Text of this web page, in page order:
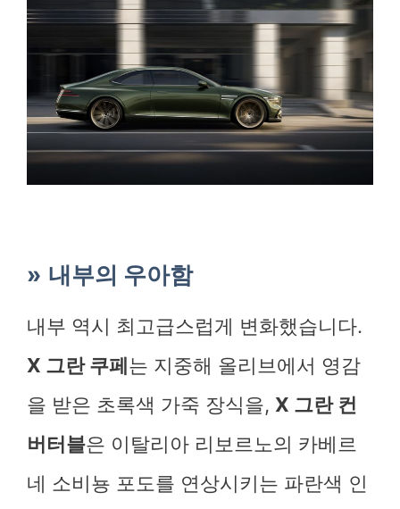
내부의 우아함
내부 역시 최고급스럽게 변화했습니다.
X 그란 쿠페는 지중해 올리브에서 영감
을 받은 초록색 가죽 장식을, X 그란 컨
버터블은 이탈리아 리보르노의 카베르
네 소비뇽 포도를 연상시키는 파란색 인